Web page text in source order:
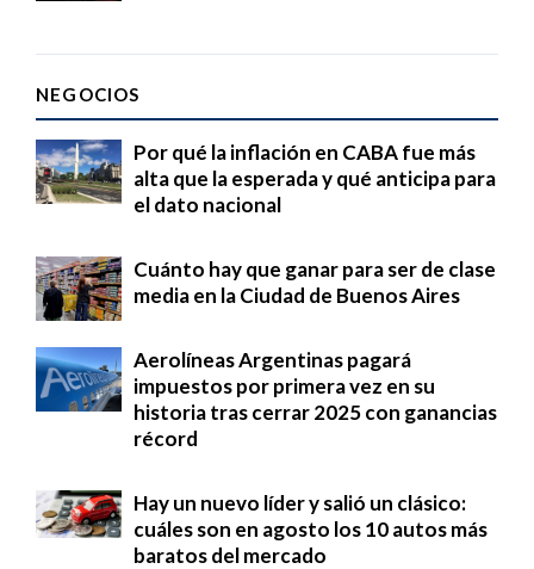
NEGOCIOS
Por qué la inflación en CABA fue más
alta que la esperada y qué anticipa para
el dato nacional
Cuánto hay que ganar para ser de clase
media en la Ciudad de Buenos Aires
Aerolíneas Argentinas pagará
impuestos por primera vez en su
historia tras cerrar 2025 con ganancias
récord
Hay un nuevo líder y salió un clásico:
cuáles son en agosto los 10 autos más
baratos del mercado